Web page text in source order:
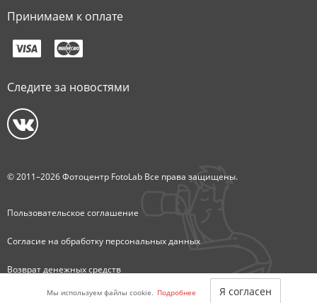
Мы используем файлы cookie. Подробнее Я согласен
Принимаем к оплате
Следите за новостями
© 2011–2026 Фотоцентр FotoLab Все права защищены.
Пользовательское соглашение
Согласие на обработку персональных данных
Возврат денежных средств
Карта сайта